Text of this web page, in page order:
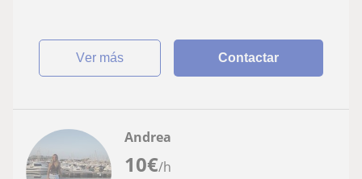
ver más Contactar
10€/h
Andrea